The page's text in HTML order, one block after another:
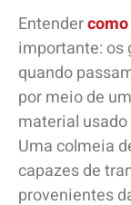
Entender
importante: os
quando
por meio de
material
Uma colmeia
capazes de
provenientes